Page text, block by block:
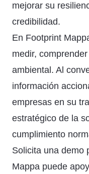
mejorar su
credibilidad.
En Footprint
medir,
ambiental. Al
información
empresas en su
estratégico de la
cumplimiento
Solicita una demo
Mappa puede